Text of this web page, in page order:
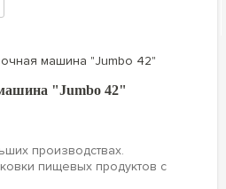
"Jumbo 42"
производствах.
пищевых продуктов с